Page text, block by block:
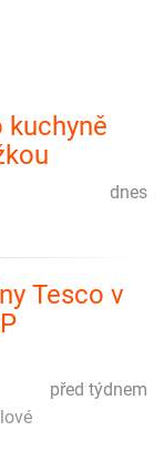
kuchyně
dnes
Tesco v
před týdnem